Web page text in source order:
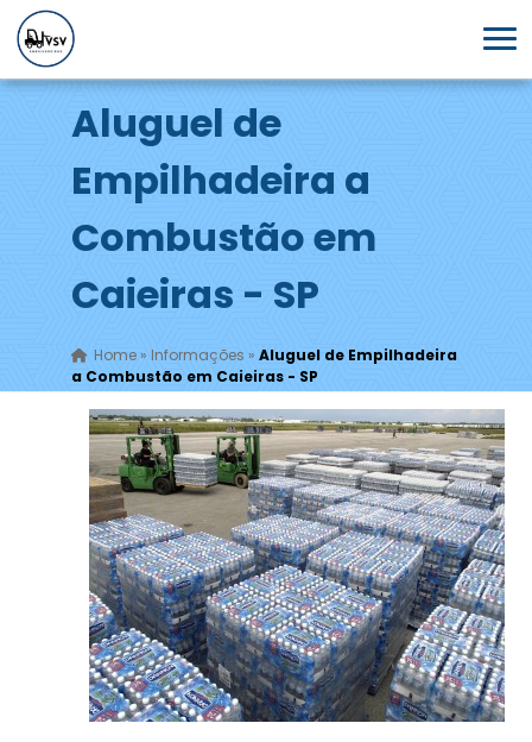
Aluguel de
Empilhadeira a
Combustão em
Caieiras - SP
Home» Informações » Aluguel de Empilhadeira
a Combustão em Caieiras - SP